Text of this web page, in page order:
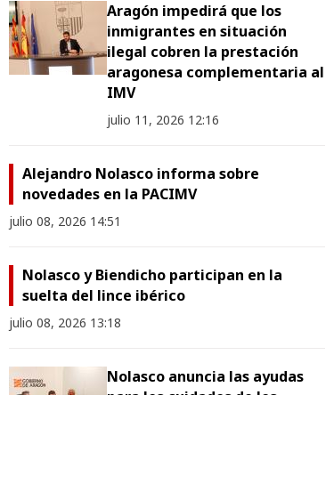
Aragón impedirá que los
inmigrantes en situación
ilegal cobren la prestación
aragonesa complementaria al
IMV
julio 11, 2026 12:16
Alejandro Nolasco informa sobre
novedades en la PACIMV
julio 08, 2026 14:51
Nolasco y Biendicho participan en la
suelta del lince ibérico
julio 08, 2026 13:18
Nolasco anuncia las ayudas
para los cuidados de los